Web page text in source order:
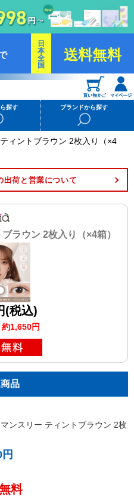
日
本
全
国
送料無料
探す ブランドから探す
ィントブラウン 2枚入り（×4
出荷と営業について
ラウン 2枚入り（×4箱）
(税込)
1,650円
品
ンスリー ティントブラウン 2枚
料